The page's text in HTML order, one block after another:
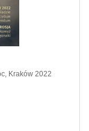
Kraków 2022